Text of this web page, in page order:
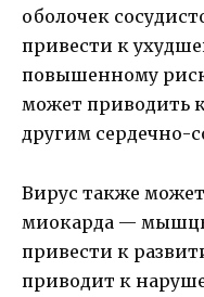
оболочек
привести к
повышенному
может приводить
другим сердечно-
Вирус также
миокарда —
привести к
приводит к